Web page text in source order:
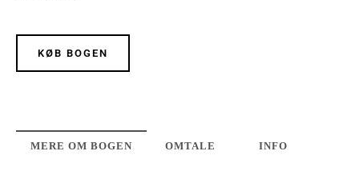
KØB BOGEN
MERE OM BOGEN OMTALE INFO